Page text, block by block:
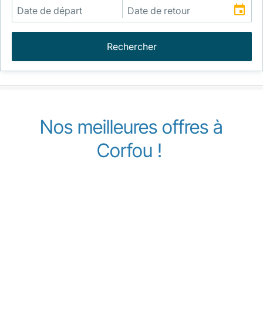
Rechercher
Nos meilleures offres à
Corfou !